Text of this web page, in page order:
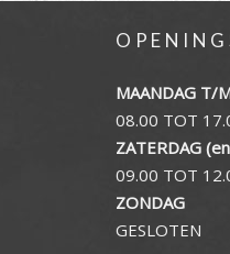
MAANDAG T/
08.00 TOT
ZATERDAG
09.00 TOT
ZONDAG
GESLOTEN